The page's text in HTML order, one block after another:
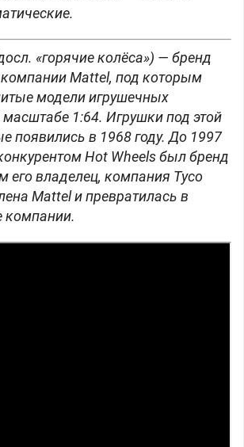
«горячие колёса») — бренд
Mattel, под которым
модели игрушечных
1:64. Игрушки под этой
появились в 1968 году. До 1997
Hot Wheels был бренд
его владелец, компания Tyco
Mattel и превратилась в
компании.